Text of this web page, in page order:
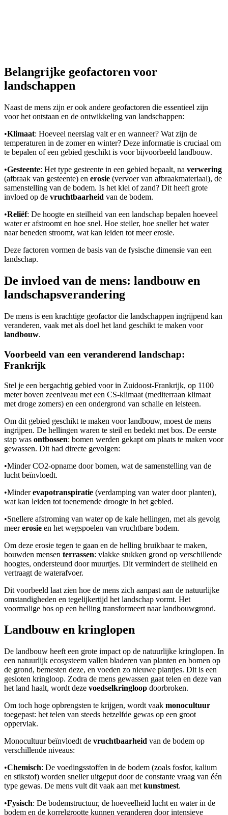
Belangrijke geofactoren voor
landschappen
Naast de mens zijn er ook andere geofactoren die essentieel zijn
voor het ontstaan en de ontwikkeling van landschappen:
•Klimaat: Hoeveel neerslag valt er en wanneer? Wat zijn de
temperaturen in de zomer en winter? Deze informatie is cruciaal om
te bepalen of een gebied geschikt is voor bijvoorbeeld landbouw.
•Gesteente: Het type gesteente in een gebied bepaalt, na verwering
(afbraak van gesteente) en erosie (vervoer van afbraakmateriaal), de
samenstelling van de bodem. Is het klei of zand? Dit heeft grote
invloed op de vruchtbaarheid van de bodem.
•Reliëf: De hoogte en steilheid van een landschap bepalen hoeveel
water er afstroomt en hoe snel. Hoe steiler, hoe sneller het water
naar beneden stroomt, wat kan leiden tot meer erosie.
Deze factoren vormen de basis van de fysische dimensie van een
landschap.
De invloed van de mens: landbouw en
landschapsverandering
De mens is een krachtige geofactor die landschappen ingrijpend kan
veranderen, vaak met als doel het land geschikt te maken voor
landbouw.
Voorbeeld van een veranderend landschap:
Frankrijk
Stel je een bergachtig gebied voor in Zuidoost-Frankrijk, op 1100
meter boven zeeniveau met een CS-klimaat (mediterraan klimaat
met droge zomers) en een ondergrond van schalie en leisteen.
Om dit gebied geschikt te maken voor landbouw, moest de mens
ingrijpen. De hellingen waren te steil en bedekt met bos. De eerste
stap was ontbossen: bomen werden gekapt om plaats te maken voor
gewassen. Dit had directe gevolgen:
•Minder CO2-opname door bomen, wat de samenstelling van de
lucht beïnvloedt.
•Minderevapotranspiratie (verdamping van water door planten),
wat kan leiden tot toenemende droogte in het gebied.
•Snellere afstroming van water op de kale hellingen, met als gevolg
meererosie en het wegspoelen van vruchtbare bodem.
Om deze erosie tegen te gaan en de helling bruikbaar te maken,
bouwden mensen terrassen: vlakke stukken grond op verschillende
hoogtes, ondersteund door muurtjes. Dit vermindert de steilheid en
vertraagt de waterafvoer.
Dit voorbeeld laat zien hoe de mens zich aanpast aan de natuurlijke
omstandigheden en tegelijkertijd het landschap vormt. Het
voormalige bos op een helling transformeert naar landbouwgrond.
Landbouw en kringlopen
De landbouw heeft een grote impact op de natuurlijke kringlopen. In
een natuurlijk ecosysteem vallen bladeren van planten en bomen op
de grond, bemesten deze, en voeden zo nieuwe plantjes. Dit is een
gesloten kringloop. Zodra de mens gewassen gaat telen en deze van
het land haalt, wordt deze voedselkringloop doorbroken.
Om toch hoge opbrengsten te krijgen, wordt vaak monocultuur
toegepast: het telen van steeds hetzelfde gewas op een groot
oppervlak.
Monocultuur beïnvloedt de vruchtbaarheid van de bodem op
verschillende niveaus:
•Chemisch: De voedingsstoffen in de bodem (zoals fosfor, kalium
en stikstof) worden sneller uitgeput door de constante vraag van één
type gewas. De mens vult dit vaak aan met kunstmest.
•Fysisch: De bodemstructuur, de hoeveelheid lucht en water in de
bodem en de korrelgrootte kunnen veranderen door intensieve